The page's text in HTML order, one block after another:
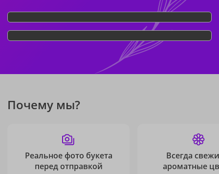
Почему мы?
Реальное фото букета
перед отправкой
Всегда
ароматные